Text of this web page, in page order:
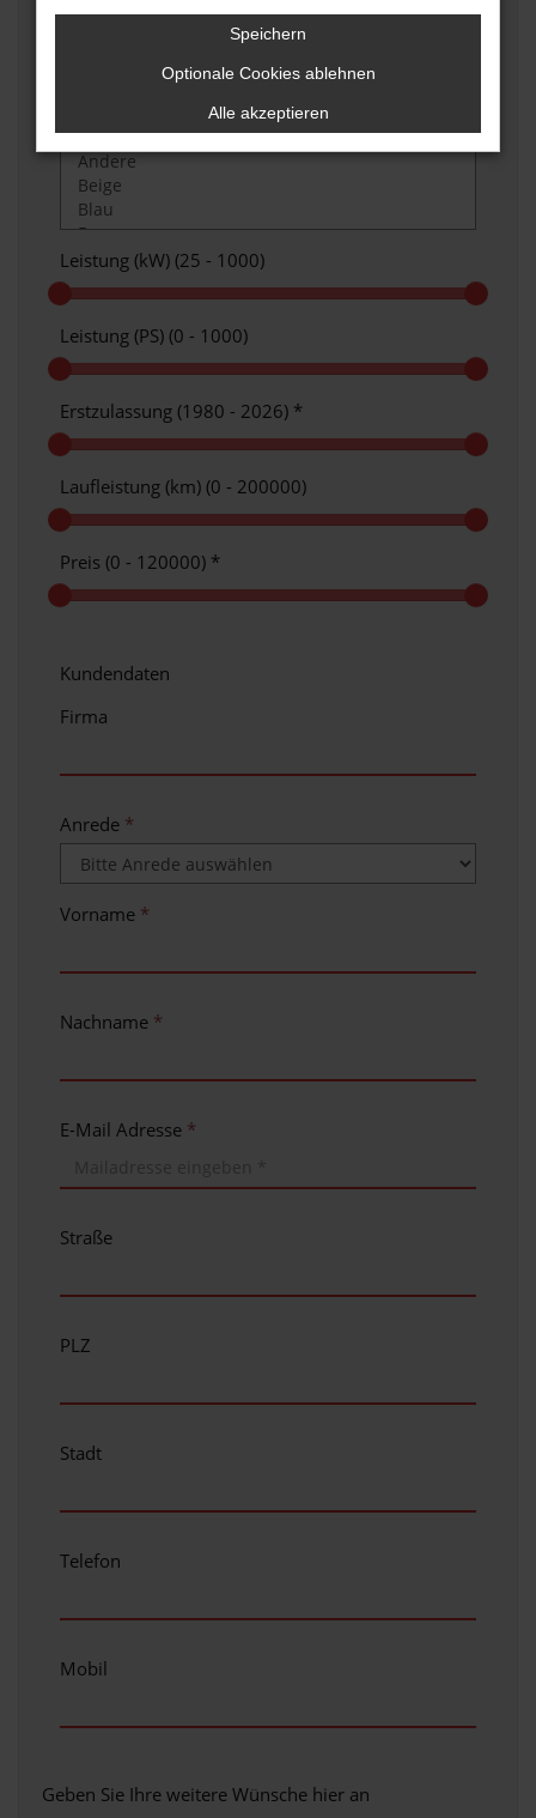
Getriebe auswählen
Leistung (kW) (25 - 1000)
Leistung (PS) (0 - 1000)
Erstzulassung (1980 - 2026) *
Laufleistung (km) (0 - 200000)
Preis (0 - 120000) *
Kundendaten
Firma
Anrede *
Vorname *
Nachname *
E-Mail Adresse *
Straße
PLZ
Stadt
Telefon
Mobil
Geben Sie Ihre weitere Wünsche hier an
Speichern
Optionale Cookies ablehnen
Alle akzeptieren